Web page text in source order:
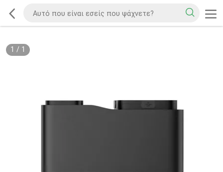
1 / 1